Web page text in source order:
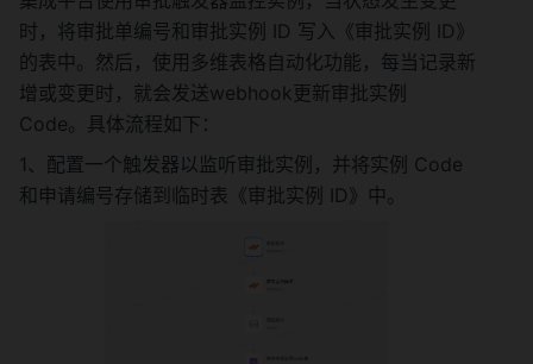
时，将审批单编号和审批实例 ID 写入《审批实例 ID》
的表中。然后，使用多维表格自动化功能，每当记录新
增或变更时，就会发送webhook更新审批实例
Code。具体流程如下：
1、配置一个触发器以监听审批实例，并将实例 Code
和申请编号存储到临时表《审批实例 ID》中。